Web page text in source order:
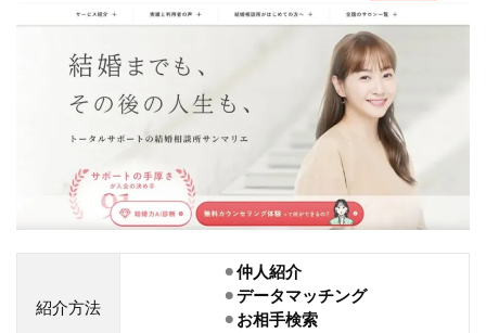
紹介方法
⚫︎仲人紹介・・・・
⚫︎データマッチング
⚫︎ お相手検索